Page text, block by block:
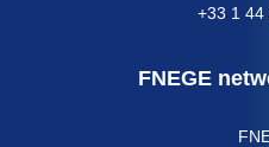
+33 1 44
FNEGE